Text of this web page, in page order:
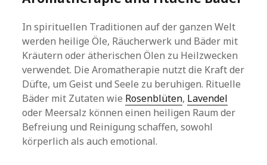
In spirituellen Traditionen auf der ganzen Welt
werden heilige Öle, Räucherwerk und Bäder mit
Kräutern oder ätherischen Ölen zu Heilzwecken
verwendet. Die Aromatherapie nutzt die Kraft der
Düfte, um Geist und Seele zu beruhigen. Rituelle
Bäder mit Zutaten wie Rosenblüten, Lavendel
oder Meersalz können einen heiligen Raum der
Befreiung und Reinigung schaffen, sowohl
körperlich als auch emotional.